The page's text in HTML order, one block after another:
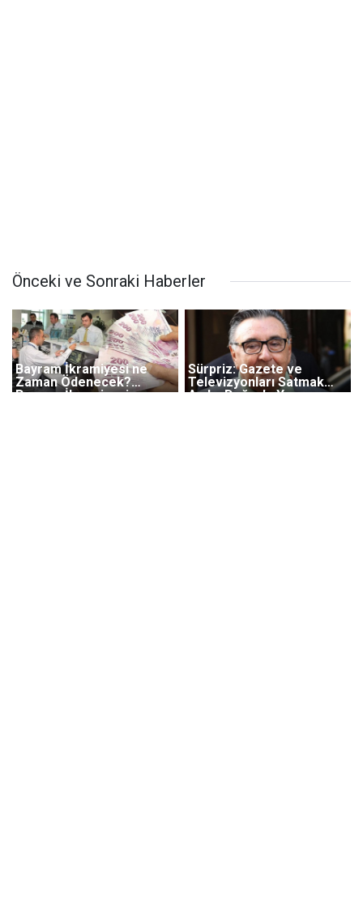
Önceki ve Sonraki Haberler
Bayram İkramiyesi ne
Zaman Ödenecek?
Bayram İkramiyesi
Sürpriz: Gazete ve
Televizyonları Satmak
Aydın Doğan'a Yaramış